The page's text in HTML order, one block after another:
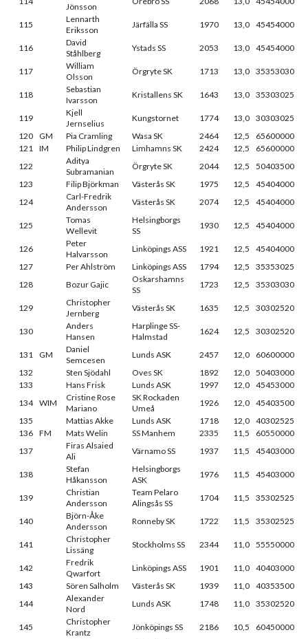
Jönsson
115
Lennarth
Eriksson
Järfälla SS 1970 13,0 45454000
116
David
Ståhlberg
Ystads SS 2053 13,0 45454000
117
William
Olsson
Örgryte SK 1713 13,0 35353030
118
Sebastian
Ivarsson
Kristallens SK 1643 13,0 35303025
119
Kjell
Jernselius
Kungstornet 1774 13,0 30303025
120
GM Pia Cramling Wasa SK 2464 12,5
65600000
121 IM Philip Lindgren Limhamns SK 2424 12,5
65600000
122
Aditya
Subramanian
Örgryte SK 2044 12,5
50403500
123
Filip Björkman Västerås SK 1975 12,5
45404000
124
Carl-Fredrik
Andersson
Västerås SK 2074 12,5 45404000
125
Tomas
Wellevit
Helsingborgs
SS
1930 12,5 45404000
126
Peter
Halvarsson
Linköpings ASS 1921 12,5
45404000
127
Per Ahlström Linköpings ASS 1794 12,5
35353025
128
Bozur Gajic
Oskarshamns
SS
1723 12,5 35303030
129
Christopher
Jernberg
Västerås SK 1635 12,5 30302520
130
Anders
Hansen
Harplinge SS-
Halmstad
1624 12,5 30302520
131 GM
Daniel
Semcesen
Lunds ASK 2457 12,0
60600000
132
Sten Sjödahl Oves SK 1892 12,0 50403000
133
Hans Frisk Lunds ASK 1997 12,0 45453000
134 WIM
Cristine Rose
Mariano
SK Rockaden
Umeå
1926 12,0 45403500
135
Mattias Akke Lunds ASK 1718 12,0 40302525
136 FM Mats Welin SS Manhem 2335 11,5
60550000
137
Firas Alsaied
Ali
Värnamo SS 1937 11,5 45403000
138
Stefan
Håkansson
Helsingborgs
ASK
1976 11,5 45403000
139
Christian
Andersson
Team Pelaro
Alingsås SS
1704 11,5 35302525
140
Björn-Åke
Andersson
Ronneby SK 1722 11,5 35302525
141
Christopher
Lissäng
Stockholms SS 2344 11,0 55550000
142
Fredrik
Qwarfort
Linköpings ASS 1901 11,0 40403000
143
Sören Salholm Västerås SK 1939 11,0 40353500
144
Alexander
Nord
Lunds ASK 1748 11,0 35302520
145
Christopher
Krantz
Jönköpings SS 2186 10,5 60450000